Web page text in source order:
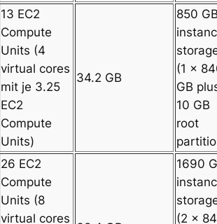
13 EC2
Compute
Units (4
virtual cores
mit je 3.25
EC2
Compute
Units)
34.2 GB
850
(1 x
GB
10 GB
root
26 EC2
Compute
Units (8
virtual cores
1690
(2 x